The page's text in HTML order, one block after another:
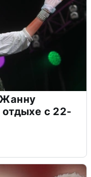
отдыхе с 22-